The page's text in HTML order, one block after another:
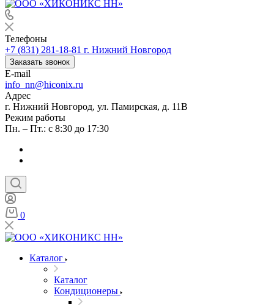
Телефоны
+7 (831) 281-18-81 г. Нижний Новгород
Заказать звонок
E-mail
info_nn@hiconix.ru
Адрес
г. Нижний Новгород, ул. Памирская, д. 11В
Режим работы
Пн. – Пт.: с 8:30 до 17:30
0
Каталог
Каталог
Кондиционеры